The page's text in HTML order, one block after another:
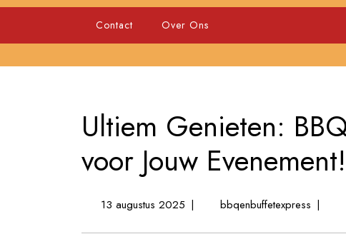
Skip
Contact Over Ons
Ultiem Genieten:
voor Jouw Evenement!
13 augustus 202513
2025
| bbqenbuffetexpressUltiem
BBQ
|